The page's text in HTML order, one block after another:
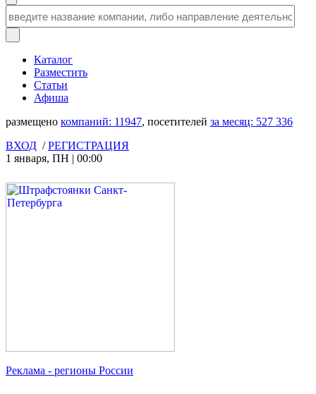
Каталог
Разместить
Статьи
Афиша
размещено компаний: 11947, посетителей за месяц: 527 336
ВХОД /РЕГИСТРАЦИЯ
1 января, ПН | 00:00
Реклама - регионы России